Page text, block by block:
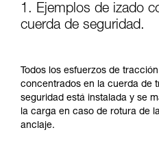
comprender este
Dominar estas
y un entrenamiento
seguridad, antes de
autónoma.
Damos ejemplos de
su actividad. Pueden
1. Ejemplos de izado
cuerda de seguridad.
Todos los esfuerzos de
concentrados en la cuerda de
seguridad está instalada y se
la carga en caso de rotura de
anclaje.